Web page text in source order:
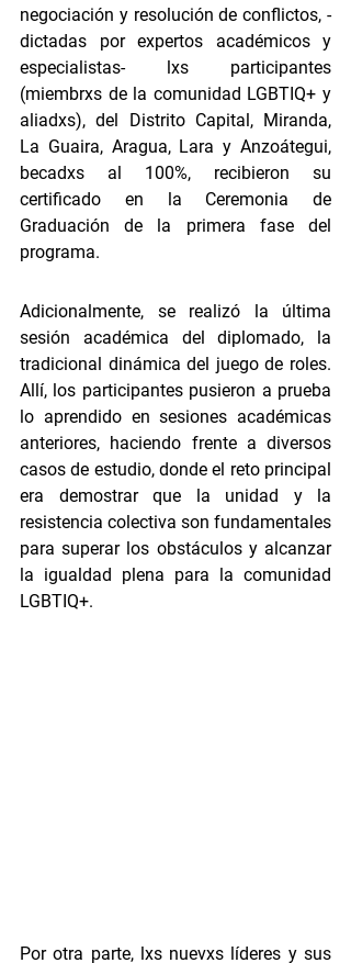
negociación y resolución de conflictos, -
dictadas por expertos académicos y
especialistas- lxs participantes
(miembrxs de la comunidad LGBTIQ+ y
aliadxs), del Distrito Capital, Miranda,
La Guaira, Aragua, Lara y Anzoátegui,
becadxs al 100%, recibieron su
certificado en la Ceremonia de
Graduación de la primera fase del
programa.
Adicionalmente, se realizó la última
sesión académica del diplomado, la
tradicional dinámica del juego de roles.
Allí, los participantes pusieron a prueba
lo aprendido en sesiones académicas
anteriores, haciendo frente a diversos
casos de estudio, donde el reto principal
era demostrar que la unidad y la
resistencia colectiva son fundamentales
para superar los obstáculos y alcanzar
la igualdad plena para la comunidad
LGBTIQ+.
Por otra parte, lxs nuevxs líderes y sus